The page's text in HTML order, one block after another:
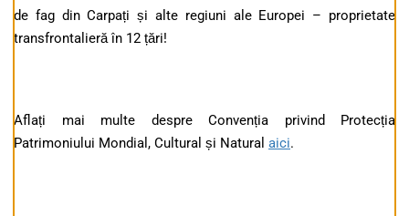
de fag din Carpați și alte regiuni ale Europei – proprietate
transfrontalieră în 12 țări!
Aflați mai multe despre Convenția privind Protecția
Patrimoniului Mondial, Cultural și Natural aici.